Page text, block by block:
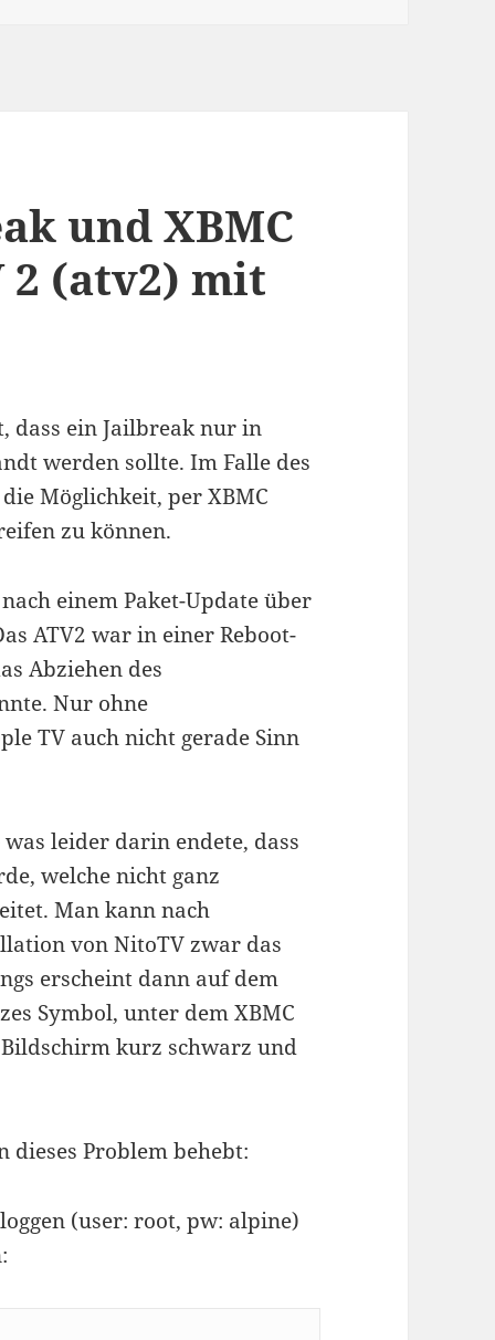
und XBMC
2 (atv2) mit
dass ein Jailbreak nur in
werden sollte. Im Falle des
Möglichkeit, per XBMC
zu können.
einem Paket-Update über
ATV2 war in einer Reboot-
Abziehen des
Nur ohne
TV auch nicht gerade Sinn
leider darin endete, dass
welche nicht ganz
Man kann nach
von NitoTV zwar das
erscheint dann auf dem
Symbol, unter dem XBMC
kurz schwarz und
Problem behebt:
(user: root, pw: alpine)